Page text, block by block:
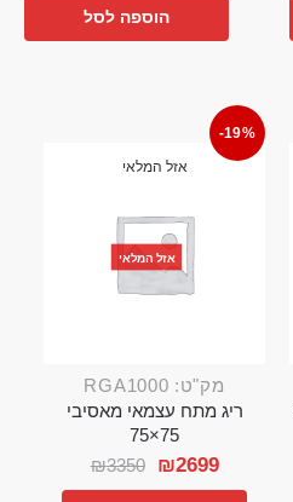
הוספה לסל
-19%
אזל המלאי
אזל המלאי
מק"ט: RGA1000
ריג מתח עצמאי מאסיבי
75×75
₪3350 ₪2699